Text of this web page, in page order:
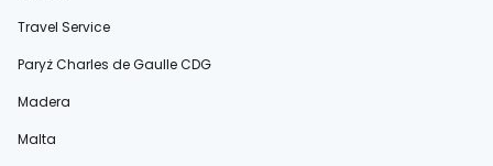
Travel Service
Paryż Charles de Gaulle CDG
Madera
Malta